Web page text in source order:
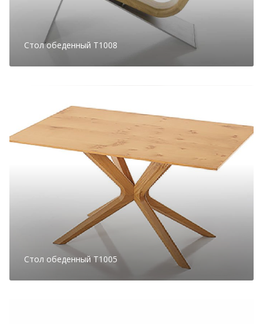
Стол обеденный T1008
Стол обеденный T1005